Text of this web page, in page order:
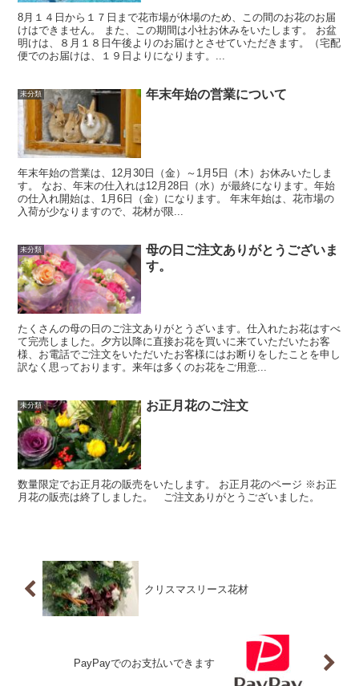
8月１４日から１７日まで花市場が休場のため、この間のお花のお届
けはできません。 また、この期間は小社お休みをいたします。 お盆
明けは、８月１８日午後よりのお届けとさせていただきます。（宅配
便でのお届けは、１９日よりになります。...
未分類 年末年始の営業について
年末年始の営業は、12月30日（金）～1月5日（木）お休みいたしま
す。 なお、年末の仕入れは12月28日（水）が最終になります。年始
の仕入れ開始は、1月6日（金）になります。 年末年始は、花市場の
入荷が少なりますので、花材が限...
未分類
母の日ご注文ありがとうございま
す。
たくさんの母の日のご注文ありがとうざいます。仕入れたお花はすべ
て完売しました。夕方以降に直接お花を買いに来ていただいたお客
様、お電話でご注文をいただいたお客様にはお断りをしたことを申し
訳なく思っております。来年は多くのお花をご用意...
未分類 お正月花のご注文
数量限定でお正月花の販売をいたします。 お正月花のページ ※お正
月花の販売は終了しました。 ご注文ありがとうございました。
クリスマスリース花材
PayPayでのお支払いできます